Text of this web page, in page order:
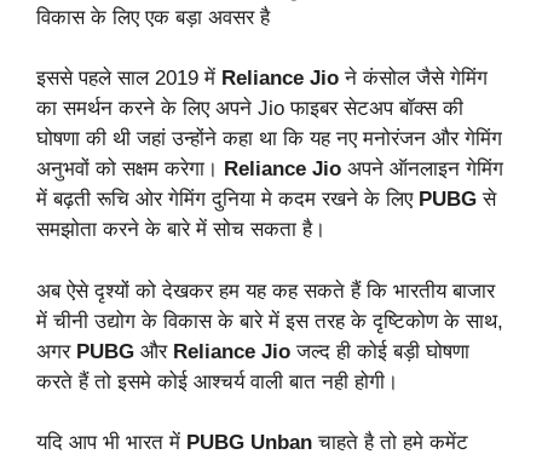
विकास के लिए एक बड़ा अवसर है
इससे पहले साल 2019 में Reliance Jio ने कंसोल जैसे गेमिंग
का समर्थन करने के लिए अपने Jio फाइबर सेटअप बॉक्स की
घोषणा की थी जहां उन्होंने कहा था कि यह नए मनोरंजन और गेमिंग
अनुभवों को सक्षम करेगा। Reliance Jio अपने ऑनलाइन गेमिंग
में बढ़ती रूचि ओर गेमिंग दुनिया मे कदम रखने के लिए PUBG से
समझोता करने के बारे में सोच सकता है।
अब ऐसे दृश्यों को देखकर हम यह कह सकते हैं कि भारतीय बाजार
में चीनी उद्योग के विकास के बारे में इस तरह के दृष्टिकोण के साथ,
अगर PUBG और Reliance Jio जल्द ही कोई बड़ी घोषणा
करते हैं तो इसमे कोई आश्चर्य वाली बात नही होगी।
यदि आप भी भारत में PUBG Unban चाहते है तो हमे कमेंट